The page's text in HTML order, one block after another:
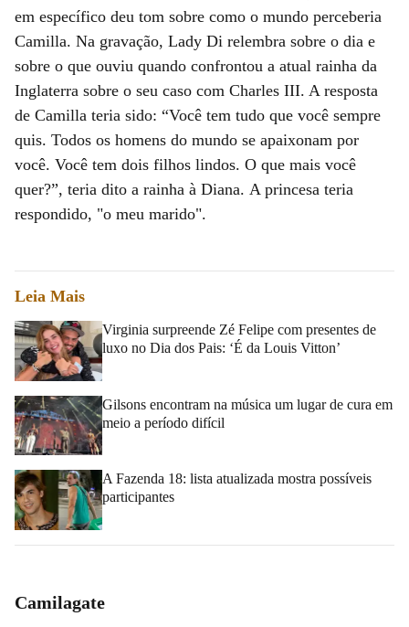
em específico deu tom sobre como o mundo perceberia
Camilla. Na gravação, Lady Di relembra sobre o dia e
sobre o que ouviu quando confrontou a atual rainha da
Inglaterra sobre o seu caso com Charles III. A resposta
de Camilla teria sido: “Você tem tudo que você sempre
quis. Todos os homens do mundo se apaixonam por
você. Você tem dois filhos lindos. O que mais você
quer?”, teria dito a rainha à Diana. A princesa teria
respondido, "o meu marido".
Leia Mais
Virginia surpreende Zé Felipe com presentes de
luxo no Dia dos Pais: ‘É da Louis Vitton’
Gilsons encontram na música um lugar de cura em
meio a período difícil
A Fazenda 18: lista atualizada mostra possíveis
participantes
Camilagate